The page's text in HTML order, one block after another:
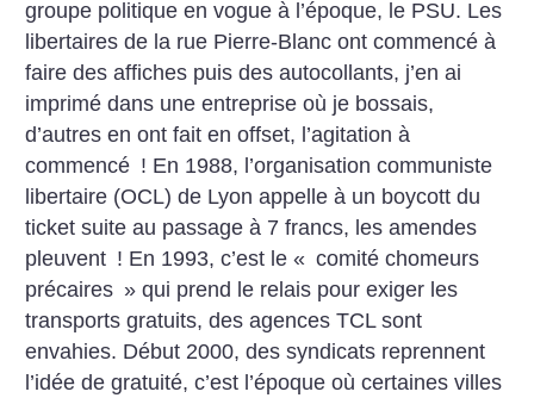
groupe politique en vogue à l’époque, le PSU. Les
libertaires de la rue Pierre-Blanc ont commencé à
faire des affiches puis des autocollants, j’en ai
imprimé dans une entreprise où je bossais,
d’autres en ont fait en offset, l’agitation à
commencé ! En 1988, l’organisation communiste
libertaire (OCL) de Lyon appelle à un boycott du
ticket suite au passage à 7 francs, les amendes
pleuvent ! En 1993, c’est le « comité chomeurs
précaires » qui prend le relais pour exiger les
transports gratuits, des agences TCL sont
envahies. Début 2000, des syndicats reprennent
l’idée de gratuité, c’est l’époque où certaines villes